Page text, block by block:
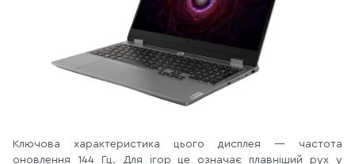
Ключова характеристика цього дисплея — частота
оновлення 144 Гц. Для ігор це означає плавніший рух у